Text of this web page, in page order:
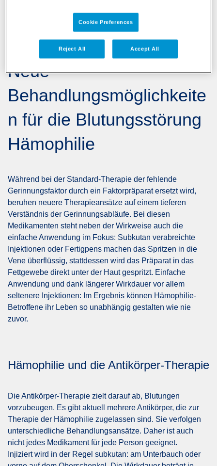
Neue
Behandlungsmöglichkeite
n für die Blutungsstörung
Hämophilie
Während bei der Standard-Therapie der fehlende
Gerinnungsfaktor durch ein Faktorpräparat ersetzt wird,
beruhen neuere Therapieansätze auf einem tieferen
Verständnis der Gerinnungsabläufe. Bei diesen
Medikamenten steht neben der Wirkweise auch die
einfache Anwendung im Fokus: Subkutan verabreichte
Injektionen oder Fertigpens machen das Spritzen in die
Vene überflüssig, stattdessen wird das Präparat in das
Fettgewebe direkt unter der Haut gespritzt. Einfache
Anwendung und dank längerer Wirkdauer vor allem
seltenere Injektionen: Im Ergebnis können Hämophilie-
Betroffene ihr Leben so unabhängig gestalten wie nie
zuvor.
Hämophilie und die Antikörper-Therapie
Die Antikörper-Therapie zielt darauf ab, Blutungen
vorzubeugen. Es gibt aktuell mehrere Antikörper, die zur
Therapie der Hämophilie zugelassen sind. Sie verfolgen
unterschiedliche Behandlungsansätze. Daher ist auch
nicht jedes Medikament für jede Person geeignet.
Injiziert wird in der Regel subkutan: am Unterbauch oder
Cookie Preferences
Reject All Accept All